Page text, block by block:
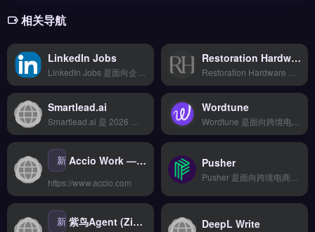
相关导航
LinkedIn Jobs Restoration Hardware
Smartlead.ai Wordtune
新 Accio Work — 阿里国际AI智能体工作台
https://www.accio.com
Pusher
新 紫鸟Agent (Ziniao Agent) — 跨境电商AI自动化运营平台 DeepL Write